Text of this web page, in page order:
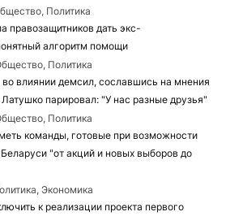
Политика
правозащитников дать экс-
алгоритм помощи
Политика
влиянии демсил, сославшись на мнения
парировал: "У нас разные друзья"
Политика
команды, готовые при возможности
"от акций и новых выборов до
Экономика
к реализации проекта первого